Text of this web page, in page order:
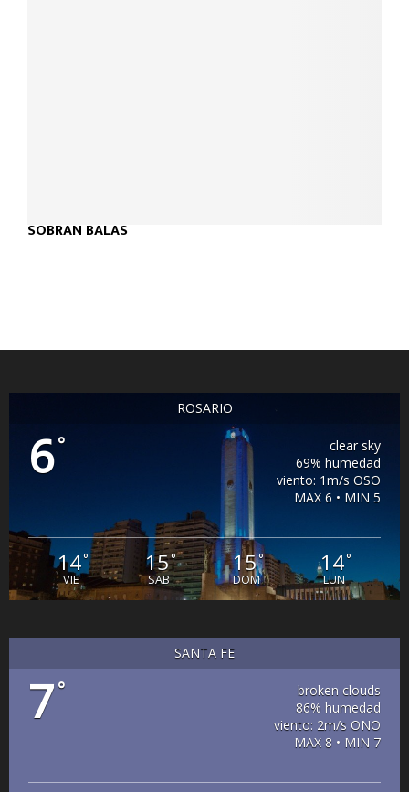
SOBRAN BALAS
ROSARIO
6°
clear sky
69% humedad
viento: 1m/s OSO
MAX 6 • MIN 5
14°
VIE
15°
SAB
15°
DOM
14°
LUN
SANTA FE
7°
broken clouds
86% humedad
viento: 2m/s ONO
MAX 8 • MIN 7